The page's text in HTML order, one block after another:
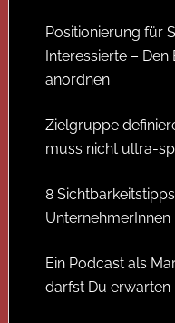
Positionierung für
Interessierte –
anordnen
Zielgruppe
muss nicht ultra-
8
UnternehmerInnen
Ein Podcast als
darfst Du erwarten